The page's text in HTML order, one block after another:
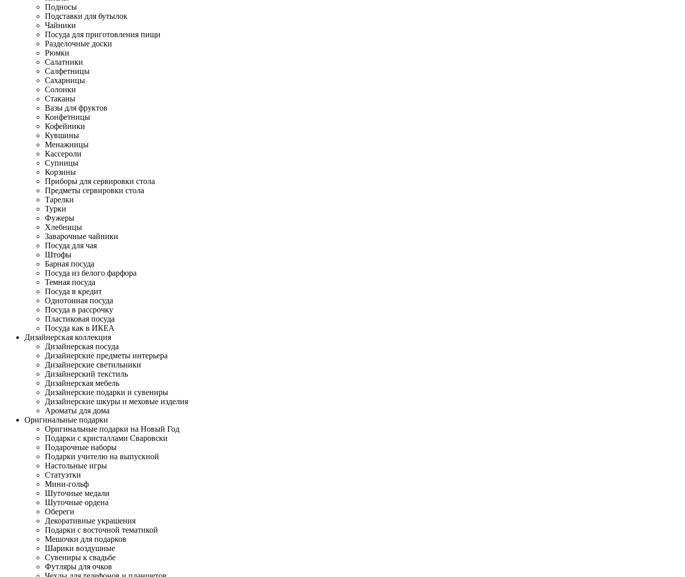
Подносы
Подставки для бутылок
Чайники
Посуда для приготовления пищи
Разделочные доски
Рюмки
Салатники
Салфетницы
Сахарницы
Солонки
Стаканы
Вазы для фруктов
Конфетницы
Кофейники
Кувшины
Менажницы
Кассероли
Супницы
Корзины
Приборы для сервировки стола
Предметы сервировки стола
Тарелки
Турки
Фужеры
Хлебницы
Заварочные чайники
Посуда для чая
Штофы
Барная посуда
Посуда из белого фарфора
Темная посуда
Посуда в кредит
Однотонная посуда
Посуда в рассрочку
Пластиковая посуда
Посуда как в ИКЕА
Дизайнерская коллекция
Дизайнерская посуда
Дизайнерские предметы интерьера
Дизайнерские светильники
Дизайнерский текстиль
Дизайнерская мебель
Дизайнерские подарки и сувениры
Дизайнерские шкуры и меховые изделия
Ароматы для дома
Оригинальные подарки
Оригинальные подарки на Новый Год
Подарки с кристаллами Сваровски
Подарочные наборы
Подарки учителю на выпускной
Настольные игры
Статуэтки
Мини-гольф
Шуточные медали
Шуточные ордена
Обереги
Декоративные украшения
Подарки с восточной тематикой
Мешочки для подарков
Шарики воздушные
Сувениры к свадьбе
Футляры для очков